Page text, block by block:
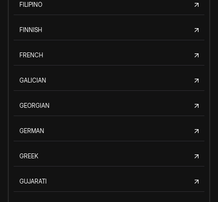
FILIPINO
FINNISH
FRENCH
GALICIAN
GEORGIAN
GERMAN
GREEK
GUJARATI